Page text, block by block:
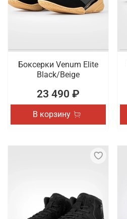
Боксерки Venum Elite
Black/Beige
23 490 ₽
В корзину